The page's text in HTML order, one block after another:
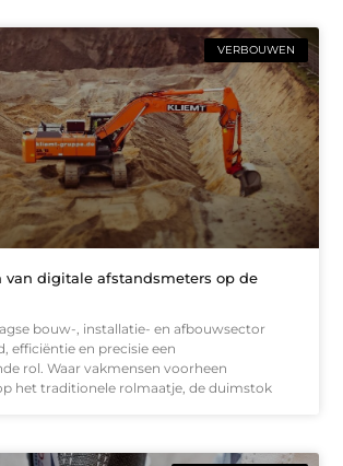
VERBOUWEN
van digitale afstandsmeters op de
bouw-, installatie- en afbouwsector
efficiëntie en precisie een
rol. Waar vakmensen voorheen
het traditionele rolmaatje, de duimstok